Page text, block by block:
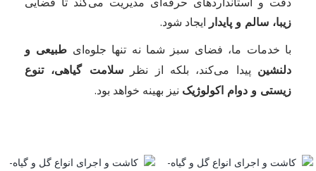
زیبا، سالم و پایدار ایجاد شود.
با خدمات ما، فضای سبز شما نه تنها جلوه‌ای طبیعی و
دلنشین پیدا می‌کند، بلکه از نظرسلامت گیاهی، تنوع
زیستی و دوام اکولوژیک نیز بهینه خواهد بود.